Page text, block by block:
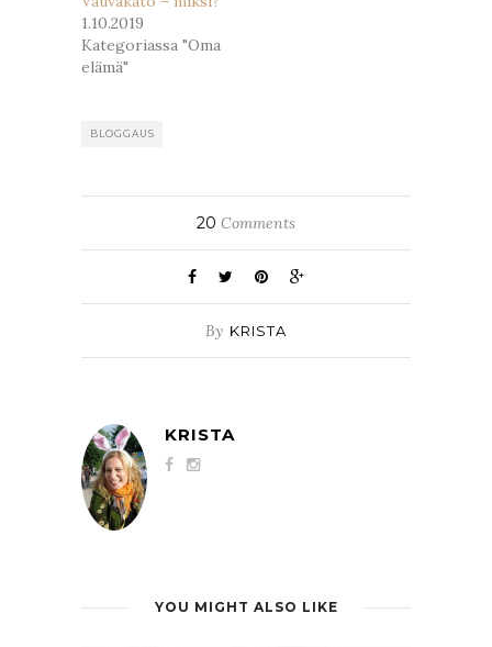
1.10.2019
Kategoriassa "Oma
elämä"
BLOGGAUS
20 Comments
By KRISTA
KRISTA
YOU MIGHT ALSO LIKE